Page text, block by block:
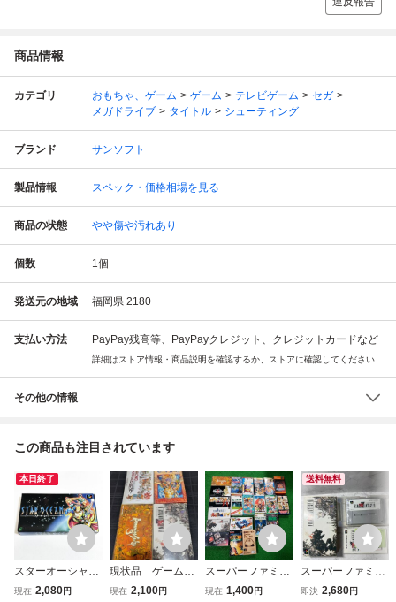
商品情報
カテゴリ おもちゃ、ゲーム ゲーム テレビゲーム
セガ
メガドライブ
タイトル シューティング
ブランド サンソフト
製品情報 スペック・価格相場を見る
商品の状態 やや傷や汚れあり
個数 1個
発送元の地域 福岡県 2180
支払い方法 PayPay残高等、PayPayクレジット、クレジットカードなど
詳細はストア情報・商品説明を確認するか、ストアに確認してください
その他の情報
この商品も注目されています
本日終了
スターオーシャン
【箱・説明書付
現在 2,080円
現状品 ゲームソ
フト スーパーファ
現在 2,100円
スーパーファミコ
ン カセット ソフ
現在 1,400円
送料無料
スーパーファミコ
ン ファイナルファ
即決 2,680円